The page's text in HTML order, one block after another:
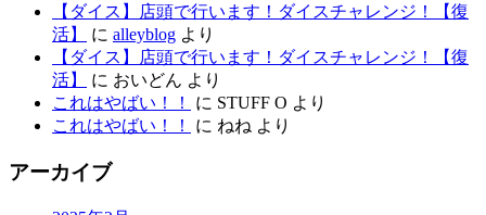
【ダイス】店頭で行います！ダイスチャレンジ！【復
活】
に alleyblog より
【ダイス】店頭で行います！ダイスチャレンジ！【復
活】
に おいどん より
これはやばい！！
に STUFF O より
これはやばい！！
に ねね より
アーカイブ